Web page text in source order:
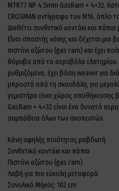
MTR77 NP 4.5mm GasRam + 4×32.
CROSMAN αντίγραφο του M16, όπλο
Διαθέτει συνθετικό κοντάκι και
Είναι σπαστής κάνης και δέχεται μια
πιστόνι αζώτου (gas ram) και έχει
θόρυβο από τα αεροβόλα ελατηρίου.
ρυθμιζόμενα, έχει βάση weaver για
μπροστά από τη σκανδάλη, για
γεμιστήρα είναι χώρος αποθήκευσης
GasRam + 4×32 είναι ένα δυνατό
συμπάθεια όλων των σκοπευτών.
Κάνη υψηλής ποιότητας ραβδωτή
Συνθετικό κοντάκι και πάπια
Πιστόνι αζώτου (gas ram)
Λαβή για πιο εύκολη μεταφορά
Συνολικό Μήκος: 102 cm